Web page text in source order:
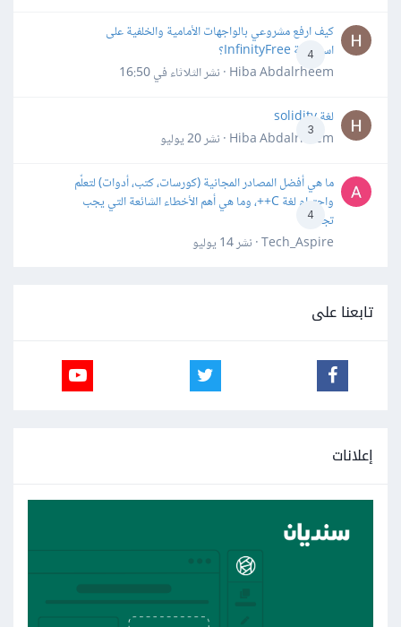
4
كيف ارفع مشروعي بالواجهات الأمامية والخلفية على
استضافة InfinityFree؟
Hiba Abdalrheem · نشر
الثلاثاء في 16:50
3
لغة solidity
Hiba Abdalrheem · نشر
20 يوليو
4
ما هي أفضل المصادر المجانية (كورسات، كتب، أدوات) لتعلّم
واحترام لغة C++، وما هي أهم الأخطاء الشائعة التي يجب
تجنبها؟
Tech_Aspire · نشر
14 يوليو
تابعنا على
إعلانات